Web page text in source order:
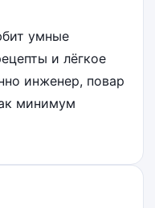
умные
и лёгкое
инженер, повар
минимум